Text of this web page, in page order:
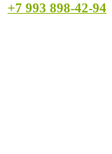
+7 993 898-42-94